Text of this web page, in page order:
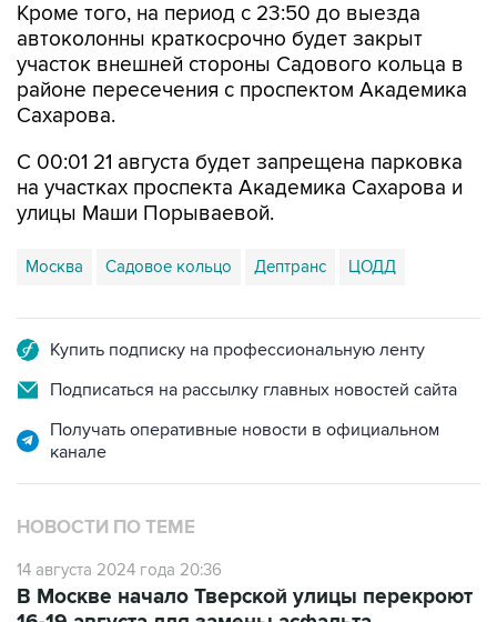
Кроме того, на период с 23:50 до выезда
автоколонны краткосрочно будет закрыт
участок внешней стороны Садового кольца в
районе пересечения с проспектом Академика
Сахарова.
С 00:01 21 августа будет запрещена парковка
на участках проспекта Академика Сахарова и
улицы Маши Порываевой.
Москва Садовое кольцо Дептранс ЦОДД
Купить подписку на профессиональную ленту
Подписаться на рассылку главных новостей сайта
Получать оперативные новости в официальном
канале
НОВОСТИ ПО ТЕМЕ
14 августа 2024 года 20:36
В Москве начало Тверской улицы перекроют